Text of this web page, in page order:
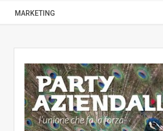
MARKETING